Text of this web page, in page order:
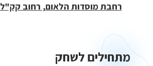
רחבת מוסדות הלאום, רחוב קק"ל 1, ירושלים
מתחילים
מתחילים לשחק